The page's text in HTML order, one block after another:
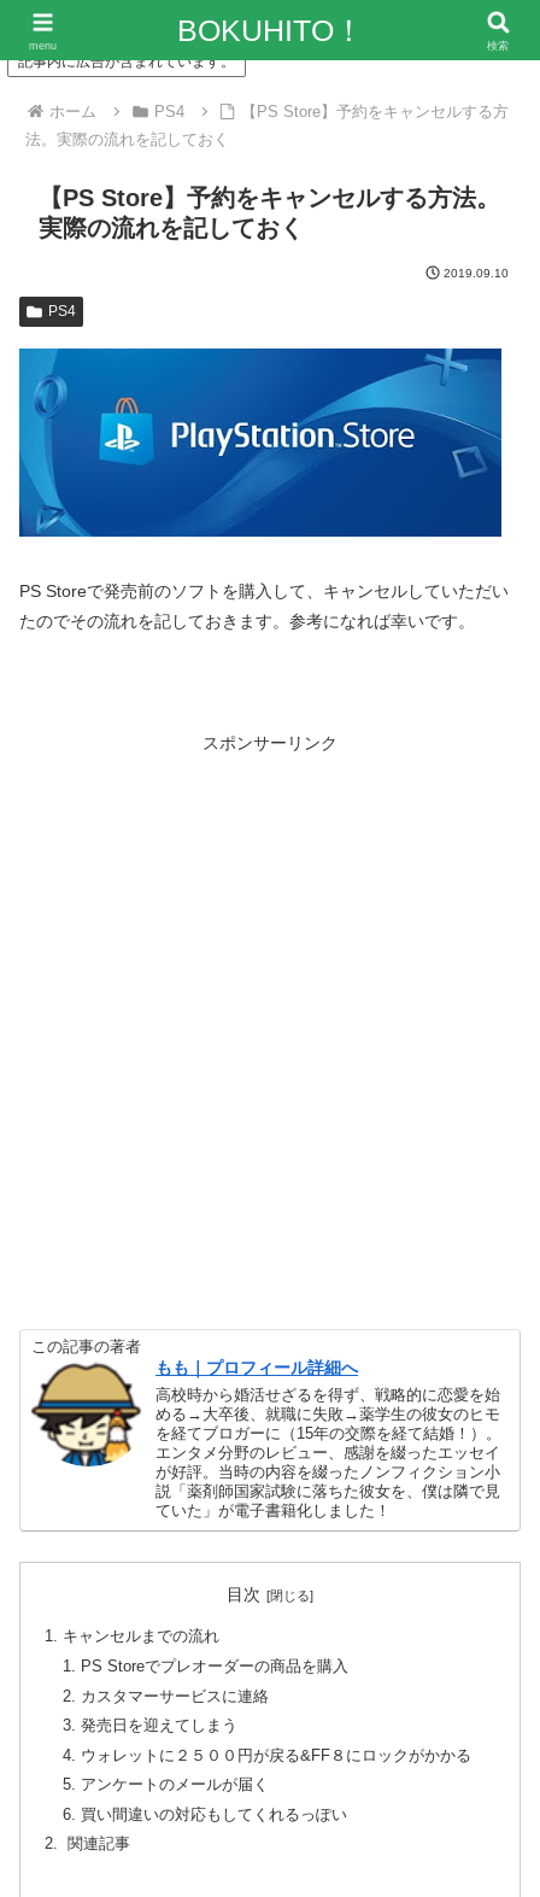
記事内に広告が含まれています。
ホーム PS4
【PS Store】予約をキャンセルする方
法。実際の流れを記しておく
【PS Store】予約をキャンセルする方法。
実際の流れを記しておく
2019.09.10
PS4
PS Storeで発売前のソフトを購入して、キャンセルしていただい
たのでその流れを記しておきます。参考になれば幸いです。
スポンサーリンク
この記事の著者
もも｜プロフィール詳細へ
高校時から婚活せざるを得ず、戦略的に恋愛を始
める→大卒後、就職に失敗→薬学生の彼女のヒモ
を経てブロガーに（15年の交際を経て結婚！）。
エンタメ分野のレビュー、感謝を綴ったエッセイ
が好評。当時の内容を綴ったノンフィクション小
説「薬剤師国家試験に落ちた彼女を、僕は隣で見
ていた」が電子書籍化しました！
目次
キャンセルまでの流れ
PS Storeでプレオーダーの商品を購入
カスタマーサービスに連絡
発売日を迎えてしまう
ウォレットに２５００円が戻る&FF８にロックがかかる
アンケートのメールが届く
買い間違いの対応もしてくれるっぽい
関連記事
menu BOKUHITO！ 検索